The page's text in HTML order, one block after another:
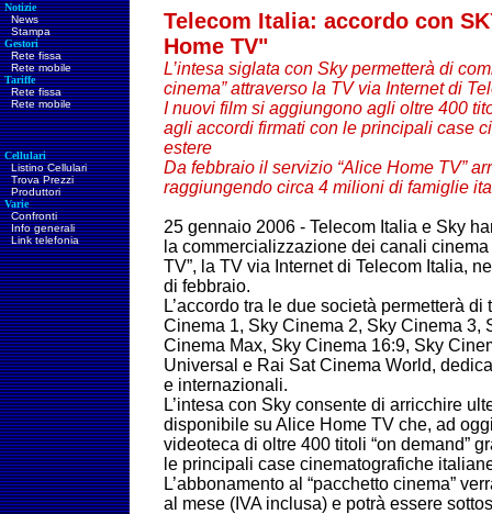
Notizie
News
Stampa
Gestori
Rete fissa
Rete mobile
Tariffe
Rete fissa
Rete mobile
Cellulari
Listino Cellulari
Trova Prezzi
Produttori
Varie
Confronti
Info generali
Link telefonia
Telecom Italia: accordo con
Home TV"
L’intesa siglata con Sky permetterà di
cinema” attraverso la TV via Internet di
I nuovi film si aggiungono agli oltre 400
agli accordi firmati con le principali case
estere
Da febbraio il servizio “Alice Home TV”
raggiungendo circa 4 milioni di famiglie
25 gennaio 2006 - Telecom Italia e Sky
la commercializzazione dei canali
TV”, la TV via Internet di Telecom Italia,
di febbraio.
L’accordo tra le due società permetterà
Cinema 1, Sky Cinema 2, Sky Cinema 3,
Cinema Max, Sky Cinema 16:9, Sky
Universal e Rai Sat Cinema World,
e internazionali.
L’intesa con Sky consente di arricchire
disponibile su Alice Home TV che, ad
videoteca di oltre 400 titoli “on demand”
le principali case cinematografiche
L’abbonamento al “pacchetto cinema”
al mese (IVA inclusa) e potrà essere